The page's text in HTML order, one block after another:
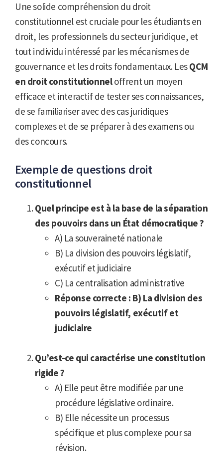
Une solide compréhension du droit
constitutionnel est cruciale pour les étudiants en
droit, les professionnels du secteur juridique, et
tout individu intéressé par les mécanismes de
gouvernance et les droits fondamentaux. LesQCM
en droit constitutionneloffrent un moyen
efficace et interactif de tester ses connaissances,
de se familiariser avec des cas juridiques
complexes et de se préparer à des examens ou
des concours.
Exemple de questions droit
constitutionnel
Quel principe est à la base de la séparation
des pouvoirs dans un État démocratique ?
A) La souveraineté nationale
B) La division des pouvoirs législatif,
exécutif et judiciaire
C) La centralisation administrative
Réponse correcte : B) La division des
pouvoirs législatif, exécutif et
judiciaire
Qu’est-ce qui caractérise une constitution
rigide ?
A) Elle peut être modifiée par une
procédure législative ordinaire.
B) Elle nécessite un processus
spécifique et plus complexe pour sa
révision.